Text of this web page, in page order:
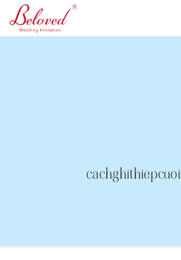
cachghithiepcuoi